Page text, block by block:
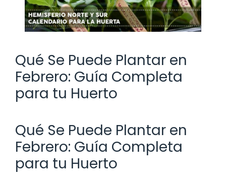
Qué Se Puede Plantar en
Febrero: Guía Completa
para tu Huerto
Qué Se Puede Plantar en
Febrero: Guía Completa
para tu Huerto